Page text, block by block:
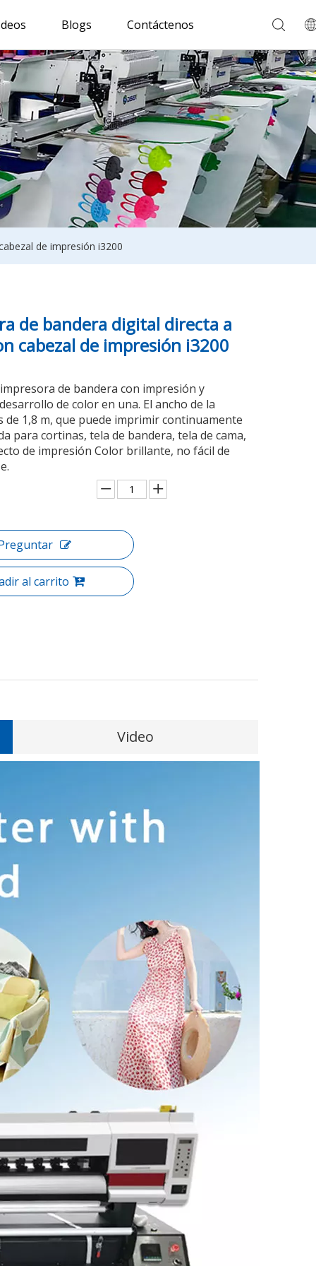
Blogs Contáctenos
de impresión i3200
de bandera digital directa a
cabezal de impresión i3200
de bandera con impresión y
de color en una. El ancho de la
de 1,8 m, que puede imprimir continuamente
para cortinas, tela de bandera, tela de cama,
de impresión Color brillante, no fácil de
al carrito
Video